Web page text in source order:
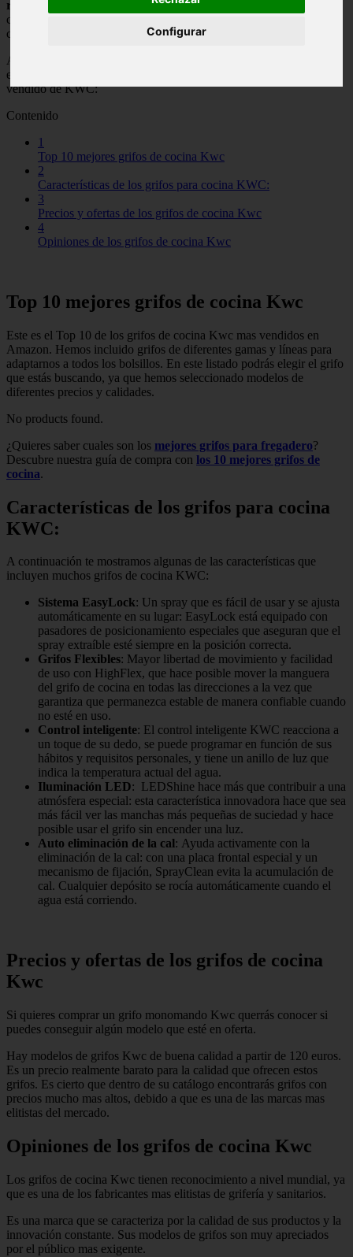
Configurar
relación calidad precio del mercado. KWC es una de las marcas
con mejores grifos, sus modelos de alta gama son ideales para las
cocinas mas sofisticadas.
Antes de nada te presentamos el mejor grifo de cocina de Kwc que
encontrarás en el mercado. Este modelo de grifo es el modelo mas
vendido de KWC:
Contenido
1
Top 10 mejores grifos de cocina Kwc
2
Características de los grifos para cocina KWC:
3
Precios y ofertas de los grifos de cocina Kwc
4
Opiniones de los grifos de cocina Kwc
Top 10 mejores grifos de cocina Kwc
Este es el Top 10 de los grifos de cocina Kwc mas vendidos en
Amazon. Hemos incluido grifos de diferentes gamas y líneas para
adaptarnos a todos los bolsillos. En este listado podrás elegir el grifo
que estás buscando, ya que hemos seleccionado modelos de
diferentes precios y calidades.
No products found.
¿Quieres saber cuales son los mejores grifos para fregadero?
Descubre nuestra guía de compra con los 10 mejores grifos de
cocina.
Características de los grifos para cocina
KWC:
A continuación te mostramos algunas de las características que
incluyen muchos grifos de cocina KWC:
Sistema EasyLock: Un spray que es fácil de usar y se ajusta
automáticamente en su lugar: EasyLock está equipado con
pasadores de posicionamiento especiales que aseguran que el
spray extraíble esté siempre en la posición correcta.
Grifos Flexibles: Mayor libertad de movimiento y facilidad
de uso con HighFlex, que hace posible mover la manguera
del grifo de cocina en todas las direcciones a la vez que
garantiza que permanezca estable de manera confiable cuando
no esté en uso.
Control inteligente: El control inteligente KWC reacciona a
un toque de su dedo, se puede programar en función de sus
hábitos y requisitos personales, y tiene un anillo de luz que
indica la temperatura actual del agua.
Iluminación LED: LEDShine hace más que contribuir a una
atmósfera especial: esta característica innovadora hace que sea
más fácil ver las manchas más pequeñas de suciedad y hace
posible usar el grifo sin encender una luz.
Auto eliminación de la cal: Ayuda activamente con la
eliminación de la cal: con una placa frontal especial y un
mecanismo de fijación, SprayClean evita la acumulación de
cal. Cualquier depósito se rocía automáticamente cuando el
agua está corriendo.
Precios y ofertas de los grifos de cocina
Kwc
Si quieres comprar un grifo monomando Kwc querrás conocer si
puedes conseguir algún modelo que esté en oferta.
Hay modelos de grifos Kwc de buena calidad a partir de 120 euros.
Es un precio realmente barato para la calidad que ofrecen estos
grifos. Es cierto que dentro de su catálogo encontrarás grifos con
precios mucho mas altos, debido a que es una de las marcas mas
elitistas del mercado.
Opiniones de los grifos de cocina Kwc
Los grifos de cocina Kwc tienen reconocimiento a nivel mundial, ya
que es una de los fabricantes mas elitistas de grifería y sanitarios.
Es una marca que se caracteriza por la calidad de sus productos y la
innovación constante. Sus modelos de grifos son muy apreciados
por el público mas exigente.